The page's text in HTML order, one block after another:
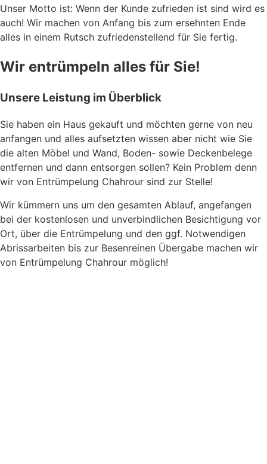
Unser Motto ist: Wenn der Kunde zufrieden ist sind wird es
auch! Wir machen von Anfang bis zum ersehnten Ende
alles in einem Rutsch zufriedenstellend für Sie fertig.
Wir entrümpeln alles für Sie!
Unsere Leistung im Überblick
Sie haben ein Haus gekauft und möchten gerne von neu
anfangen und alles aufsetzten wissen aber nicht wie Sie
die alten Möbel und Wand, Boden- sowie Deckenbelege
entfernen und dann entsorgen sollen? Kein Problem denn
wir von Entrümpelung Chahrour sind zur Stelle!
Wir kümmern uns um den gesamten Ablauf, angefangen
bei der kostenlosen und unverbindlichen Besichtigung vor
Ort, über die Entrümpelung und den ggf. Notwendigen
Abrissarbeiten bis zur Besenreinen Übergabe machen wir
von Entrümpelung Chahrour möglich!